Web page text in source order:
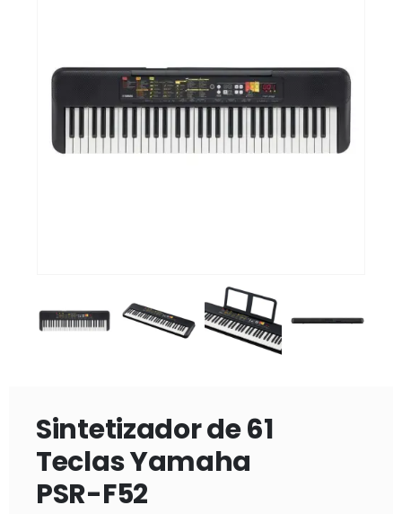
Sintetizador de 61
Teclas Yamaha
PSR-F52